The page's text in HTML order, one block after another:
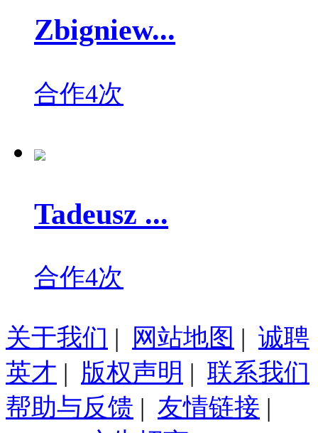
Zbigniew...
合作4次
Tadeusz ...
合作4次
关于我们 | 网站地图 | 诚聘
英才 | 版权声明 | 联系我们
帮助与反馈 | 友情链接 |